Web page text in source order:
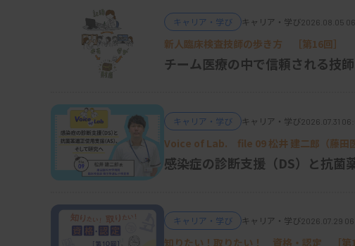
キャリア・学び キャリア・学び2026.08.05
新人臨床検査技師の歩き方 ［第16回］
チーム医療の中で信頼される技師
キャリア・学び キャリア・学び2026.07.31
Voice of Lab. file 09 松井 建二郎（藤田
感染症の診断支援（DS）と抗菌
キャリア・学び キャリア・学び2026.07.29
知りたい！取りたい！ 資格・認定 ［第